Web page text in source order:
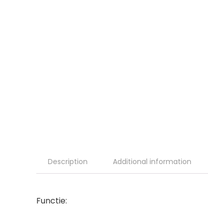
Description Additional information
Functie: